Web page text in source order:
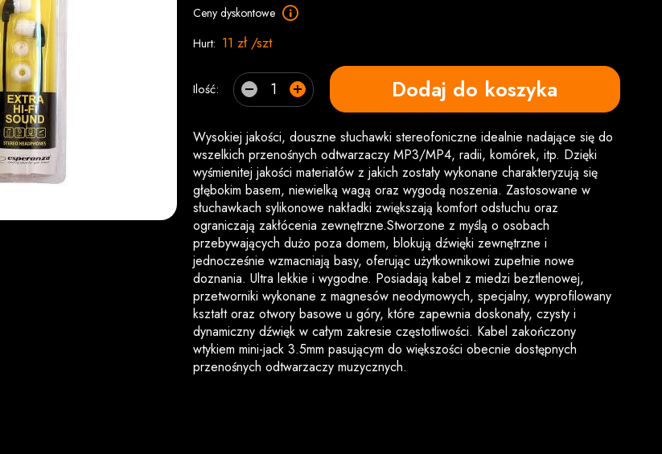
Ceny dyskontowe
Hurt: 11 zł /szt
Ilość: Dodaj do koszyka
Wysokiej jakości, douszne słuchawki stereofoniczne idealnie nadające się do
wszelkich przenośnych odtwarzaczy MP3/MP4, radii, komórek, itp. Dzięki
wyśmienitej jakości materiałów z jakich zostały wykonane charakteryzują się
głębokim basem, niewielką wagą oraz wygodą noszenia. Zastosowane w
słuchawkach sylikonowe nakładki zwiększają komfort odsłuchu oraz
ograniczają zakłócenia zewnętrzne.Stworzone z myślą o osobach
przebywających dużo poza domem, blokują dźwięki zewnętrzne i
jednocześnie wzmacniają basy, oferując użytkownikowi zupełnie nowe
doznania. Ultra lekkie i wygodne. Posiadają kabel z miedzi beztlenowej,
przetworniki wykonane z magnesów neodymowych, specjalny, wyprofilowany
kształt oraz otwory basowe u góry, które zapewnia doskonały, czysty i
dynamiczny dźwięk w całym zakresie częstotliwości. Kabel zakończony
wtykiem mini-jack 3.5mm pasującym do większości obecnie dostępnych
przenośnych odtwarzaczy muzycznych.